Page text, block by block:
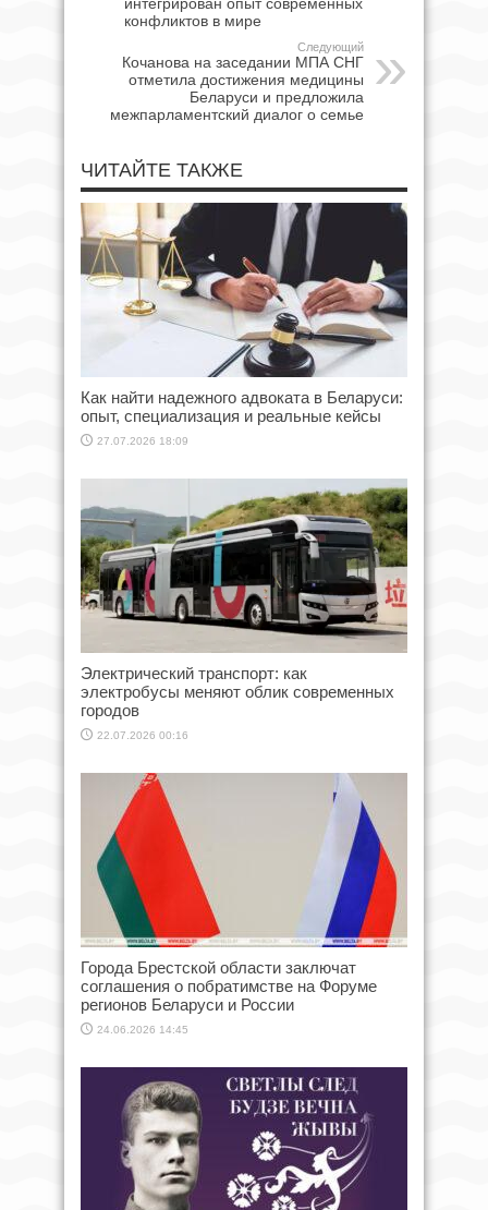
конфликтов в мире
Следующий
Кочанова на заседании МПА СНГ
отметила достижения медицины
Беларуси и предложила
межпарламентский диалог о семье
ЧИТАЙТЕ ТАКЖЕ
Как найти надежного адвоката в Беларуси:
опыт, специализация и реальные кейсы
27.07.2026 18:09
Электрический транспорт: как
электробусы меняют облик современных
городов
22.07.2026 00:16
Города Брестской области заключат
соглашения о побратимстве на Форуме
регионов Беларуси и России
24.06.2026 14:45